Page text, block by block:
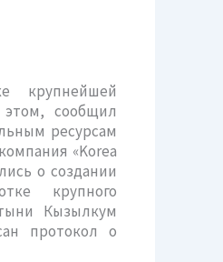
крупнейшей
сообщил
ресурсам
«Korea
о создании
крупного
Кызылкум
протокол о